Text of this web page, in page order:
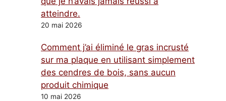
atteindre.
20 mai 2026
Comment j’ai éliminé le gras incrusté
sur ma plaque en utilisant simplement
des cendres de bois, sans aucun
produit chimique
10 mai 2026